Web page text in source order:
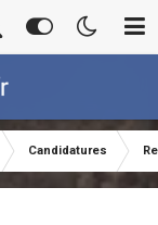
Candidatures